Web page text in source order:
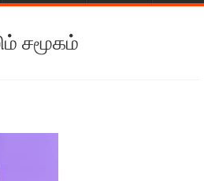
சமூகம்